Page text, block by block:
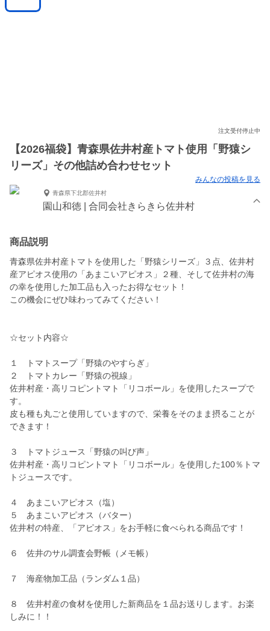
注文受付停止中
【2026福袋】青森県佐井村産トマト使用「野猿シ
リーズ」その他詰め合わせセット
みんなの投稿を見る
青森県下北郡佐井村
園山和徳 | 合同会社きらきら佐井村
商品説明
青森県佐井村産トマトを使用した「野猿シリーズ」３点、佐井村
産アピオス使用の「あまこいアピオス」２種、そして佐井村の海
の幸を使用した加工品も入ったお得なセット！
この機会にぜひ味わってみてください！
☆セット内容☆
１ トマトスープ「野猿のやすらぎ」
２ トマトカレー「野猿の視線」
佐井村産・高リコピントマト「リコボール」を使用したスープで
す。
皮も種も丸ごと使用していますので、栄養をそのまま摂ることが
できます！
３ トマトジュース「野猿の叫び声」
佐井村産・高リコピントマト「リコボール」を使用した100％トマ
トジュースです。
４ あまこいアピオス（塩）
５ あまこいアピオス（バター）
佐井村の特産、「アピオス」をお手軽に食べられる商品です！
６ 佐井のサル調査会野帳（メモ帳）
７ 海産物加工品（ランダム１品）
８ 佐井村産の食材を使用した新商品を１品お送りします。お楽
しみに！！